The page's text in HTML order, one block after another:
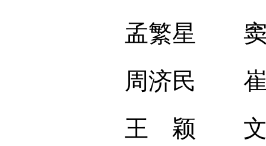
孟繁星 窦
周济民 崔
王 颖 文